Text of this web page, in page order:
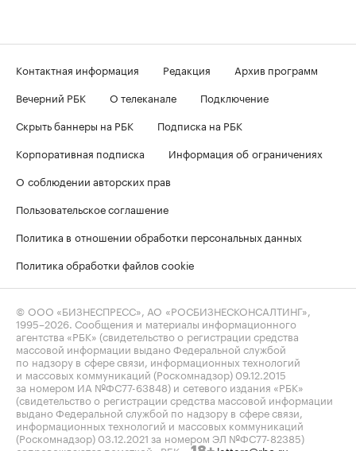
Контактная информация Редакция
Архив программ
Вечерний РБК
О телеканале
Подключение
Скрыть баннеры на РБК
Подписка на РБК
Корпоративная подписка
Информация об ограничениях
О соблюдении авторских прав
Пользовательское соглашение
Политика в отношении обработки персональных данных
Политика обработки файлов cookie
© ООО «БИЗНЕСПРЕСС», АО «РОСБИЗНЕСКОНСАЛТИНГ»,
1995–2026 . Сообщения и материалы информационного
агентства «РБК» (свидетельство о регистрации средства
массовой информации выдано Федеральной службой
по надзору в сфере связи, информационных технологий
и массовых коммуникаций (Роскомнадзор) 09.12.2015
за номером ИА №ФС77-63848) и сетевого издания «РБК»
(свидетельство о регистрации средства массовой информации
выдано Федеральной службой по надзору в сфере связи,
информационных технологий и массовых коммуникаций
(Роскомнадзор) 03.12.2021 за номером ЭЛ №ФС77-82385)